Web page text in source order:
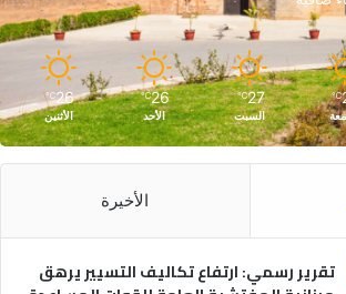
℃
27
℃
السبت
26
℃
الأحد
26
℃
الأثنين
الأخيرة
تقرير رسمي: ارتفاع تكاليف التسيير يرهق